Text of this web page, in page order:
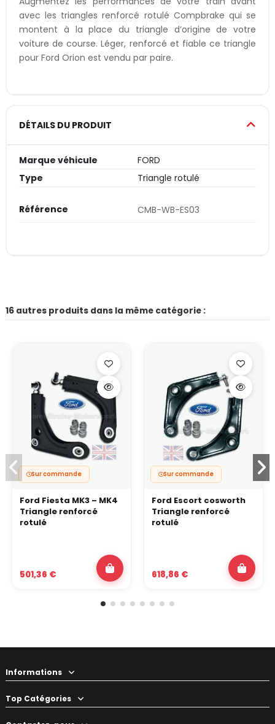
avec les triangles renforcé rotulé Compbrake qui se
montent à la place du triangle d’origine de votre
voiture de course. Léger, renforcé et fiable ce triangle
pour Ford Orion est vendu par paire.
DÉTAILS DU PRODUIT
Marque véhicule
FORD
Type
Triangle rotulé
Référence CMB-WB-ES03
16 autres produits dans la même catégorie :
Sur commande
Ford Fiesta MK3 – MK4
Triangle renforcé
rotulé
501,36 €
Sur commande
Ford Escort cosworth
Triangle renforcé
rotulé
618,86 €
Informations
Top Catégories